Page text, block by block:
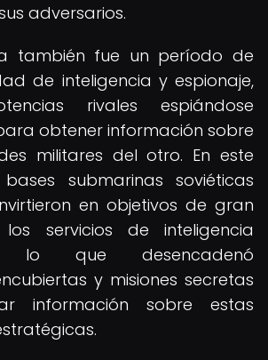
adversarios.
también fue un período de
de inteligencia y espionaje,
rivales espiándose
obtener información sobre
militares del otro. En este
submarinas soviéticas
en objetivos de gran
servicios de inteligencia
lo que desencadenó
y misiones secretas
información sobre estas